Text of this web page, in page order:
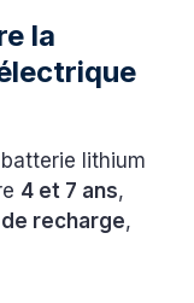
la
lithium
4 et 7 ans,
recharge,